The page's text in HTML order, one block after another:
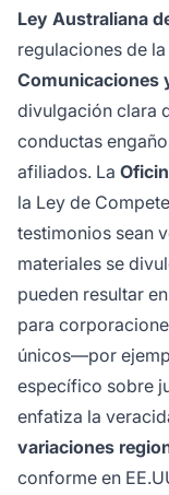
Ley Australiana
regulaciones de la
Comunicaciones
divulgación clara
conductas
afiliados. La
la Ley de
testimonios sean
materiales se
pueden resultar
para
únicos—por
específico sobre
enfatiza la
variaciones
conforme en